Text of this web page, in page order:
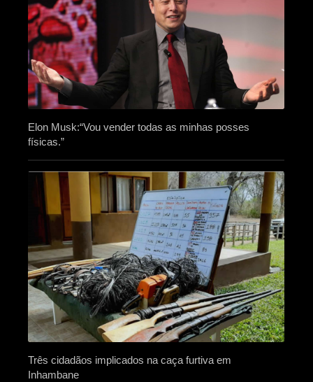
Elon Musk:“Vou vender todas as minhas posses
físicas.”
Três cidadãos implicados na caça furtiva em
Inhambane